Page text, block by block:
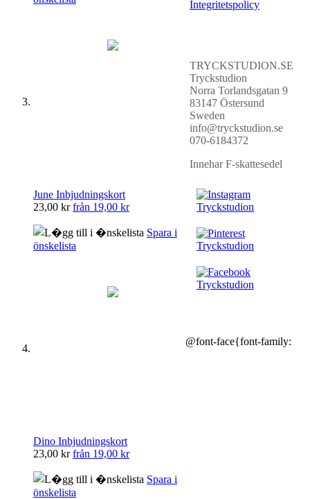
June Inbjudningskort
23,00 kr från 19,00 kr
Spara i
önskelista
Dino Inbjudningskort
23,00 kr från 19,00 kr
Spara i
önskelista
Integritetspolicy
TRYCKSTUDION.SE
Tryckstudion
Norra Torlandsgatan 9
83147 Östersund
Sweden
info@tryckstudion.se
070-6184372
Innehar F-skattesedel
@font-face{font-family: